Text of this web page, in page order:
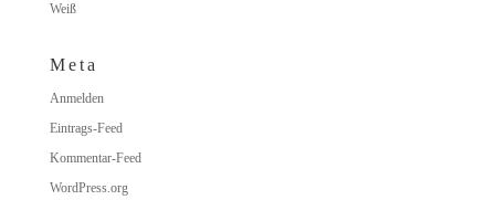
Weiß
Meta
Anmelden
Eintrags-Feed
Kommentar-Feed
WordPress.org